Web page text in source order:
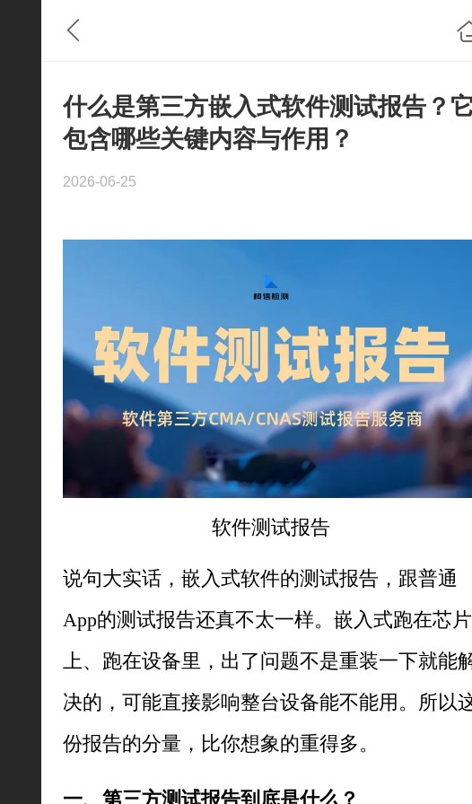
什么是第三方嵌入式软件测试报告？
包含哪些关键内容与作用？
2026-06-25
软件测试报告
说句大实话， 嵌入式软件的测试报告，跟普通
App的测试报告还真不太一样。嵌入式跑在芯片
上、跑在设备里，出了问题不是重装一下就能
决的，可能直接影响整台设备能不能用。所以
份报告的分量，比你想象的重得多。
一、 第三方测试报告到底是什么？